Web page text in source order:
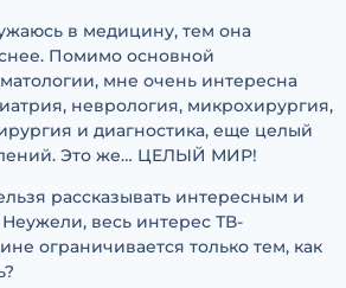
в медицину, тем она
Помимо основной
мне очень интересна
неврология, микрохирургия,
и диагностика, еще целый
Это же… ЦЕЛЫЙ МИР!
рассказывать интересным и
весь интерес ТВ-
ограничивается только тем, как